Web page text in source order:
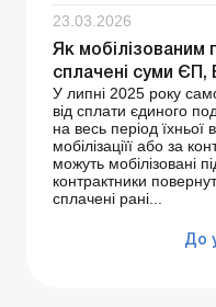
23.03.2026
Як мобілізованим
сплачені суми
У липні 2025 року
від сплати єдиного
на весь період їхньої
мобілізаціїї або за
можуть мобілізовані
контрактники
сплачені рані...
До